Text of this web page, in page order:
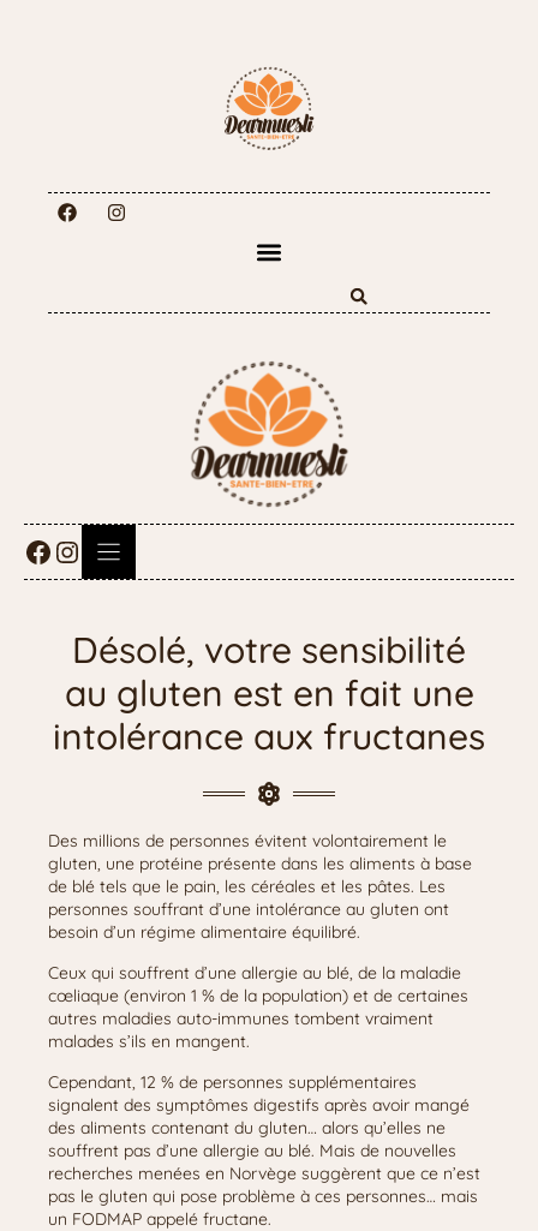
Désolé, votre sensibilité
au gluten est en fait une
intolérance aux fructanes
Des millions de personnes évitent volontairement le
gluten, une protéine présente dans les aliments à base
de blé tels que le pain, les céréales et les pâtes. Les
personnes souffrant d’une intolérance au gluten ont
besoin d’un régime alimentaire équilibré.
Ceux qui souffrent d’une allergie au blé, de la maladie
cœliaque (environ 1 % de la population) et de certaines
autres maladies auto-immunes tombent vraiment
malades s’ils en mangent.
Cependant, 12 % de personnes supplémentaires
signalent des symptômes digestifs après avoir mangé
des aliments contenant du gluten… alors qu’elles ne
souffrent pas d’une allergie au blé. Mais de nouvelles
recherches menées en Norvège suggèrent que ce n’est
pas le gluten qui pose problème à ces personnes… mais
un FODMAP appelé fructane.